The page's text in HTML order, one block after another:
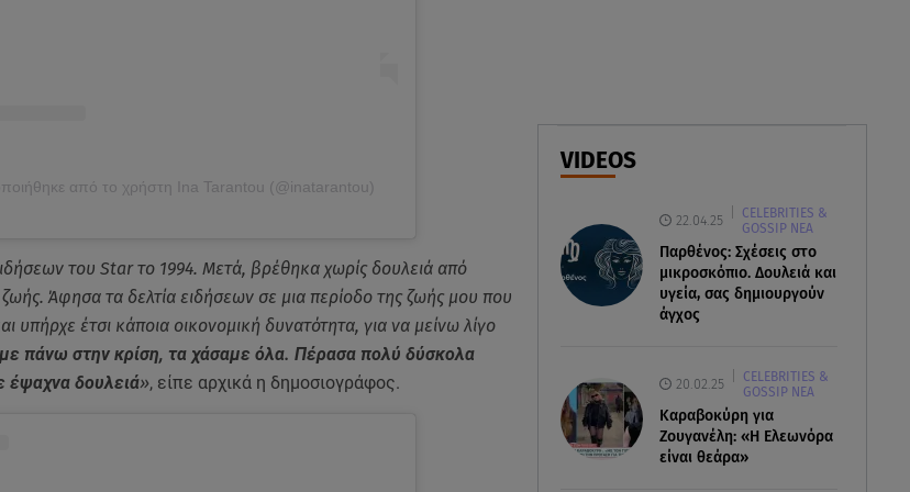
κούραση του χειμώνα»
06.08.26 , 20:04
Σαμοθράκη: Συγκλονιστική
διάσωση 15χρονης από
δύσβατο φαράγγι
VIDEOS
22.04.25
CELEBRITIES &
GOSSIP ΝΕΑ
Παρθένος: Σχέσεις στο
μικροσκόπιο. Δουλειά και
υγεία, σας δημιουργούν
άγχος
20.02.25
CELEBRITIES &
GOSSIP ΝΕΑ
Καραβοκύρη για
Ζουγανέλη: «Η Ελεωνόρα
είναι θεάρα»
από το χρήστη Ina Tarantou (@inatarantou)
του Star το 1994. Μετά, βρέθηκα χωρίς δουλειά από
Άφησα τα δελτία ειδήσεων σε μια περίοδο της ζωής μου που
υπήρχε έτσι κάποια οικονομική δυνατότητα, για να μείνω λίγο
πάνω στην κρίση, τα χάσαμε όλα. Πέρασα πολύ δύσκολα
έψαχνα δουλειά», είπε αρχικά η δημοσιογράφος.